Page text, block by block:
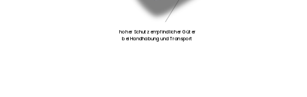
hoher Schutz empfindlicher Güter
bei Handhabung und Transport